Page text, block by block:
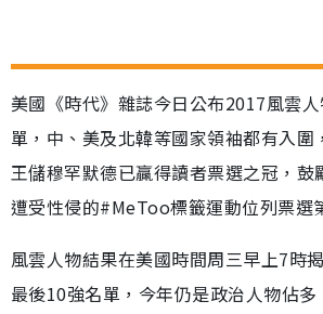
美國《時代》雜誌今日公布2017風雲
單，中、美及北韓等國家領袖都有入圍
王儲穆罕默德已贏得讀者票選之冠，鼓
遭受性侵的#MeToo標籤運動位列票選
風雲人物結果在美國時間周三早上7時
最後10強名單，今年仍是政治人物佔